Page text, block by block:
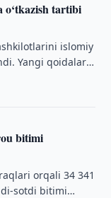
o‘tkazish tartibi
islomiy
Yangi qoidalar 1
bitimi
orqali 34 341
sotdi bitimi